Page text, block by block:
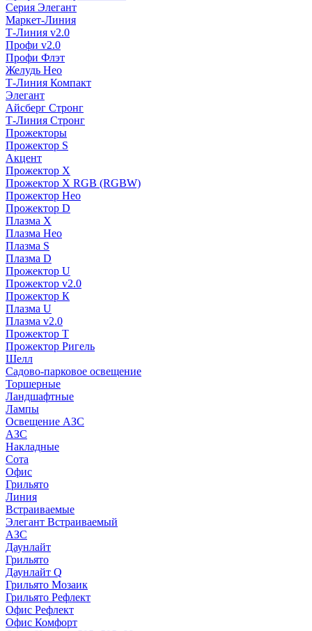
Серия Элегант
Маркет-Линия
Т-Линия v2.0
Профи v2.0
Профи Флэт
Желудь Нео
Т-Линия Компакт
Элегант
Айсберг Стронг
Т-Линия Стронг
Прожекторы
Прожектор S
Акцент
Прожектор X
Прожектор Х RGB (RGBW)
Прожектор Нео
Прожектор D
Плазма X
Плазма Нео
Плазма S
Плазма D
Прожектор U
Прожектор v2.0
Прожектор К
Плазма U
Плазма v2.0
Прожектор Т
Прожектор Ригель
Шелл
Садово-парковое освещение
Торшерные
Ландшафтные
Лампы
Освещение АЗС
АЗС
Накладные
Сота
Офис
Грильято
Линия
Встраиваемые
Элегант Встраиваемый
АЗС
Даунлайт
Грильято
Даунлайт Q
Грильято Мозаик
Грильято Рефлект
Офис Рефлект
Офис Комфорт